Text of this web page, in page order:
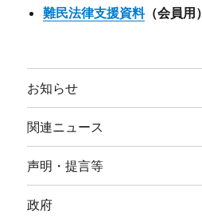
難民法律支援資料（会員用）
お知らせ
関連ニュース
声明・提言等
政府